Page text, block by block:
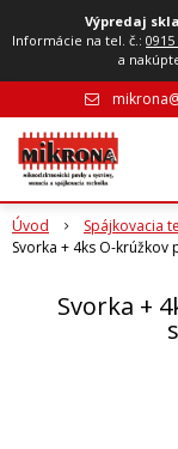
Výpredaj
Informácie na tel. č.:0915
a
Úvod Spájkovacia
Svorka + 4ks O-krúžkov
Svorka +